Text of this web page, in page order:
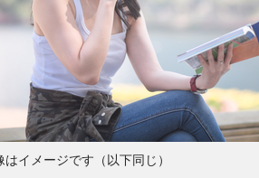
イメージです（以下同じ）